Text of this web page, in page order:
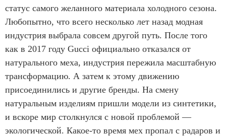
статус самого желанного материала холодного сезона.
Любопытно, что всего несколько лет назад модная
индустрия выбрала совсем другой путь. После того
как в 2017 году Gucci официально отказался от
натурального меха, индустрия пережила масштабную
трансформацию. А затем к этому движению
присоединились и другие бренды. На смену
натуральным изделиям пришли модели из синтетики,
и вскоре мир столкнулся с новой проблемой —
экологической. Какое-то время мех пропал с радаров и